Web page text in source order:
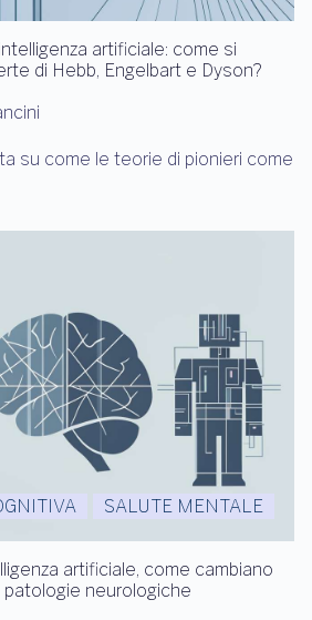
artificiale: come si
di Hebb, Engelbart e Dyson?
su come le teorie di pionieri come
SALUTE MENTALE
artificiale, come cambiano
neurologiche